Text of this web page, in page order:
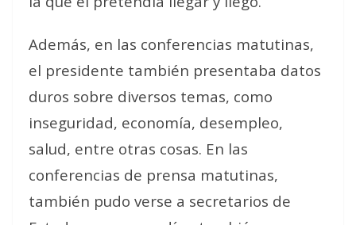
Además, en las conferencias matutinas,
el presidente también presentaba datos
duros sobre diversos temas, como
inseguridad, economía, desempleo,
salud, entre otras cosas. En las
conferencias de prensa matutinas,
también pudo verse a secretarios de